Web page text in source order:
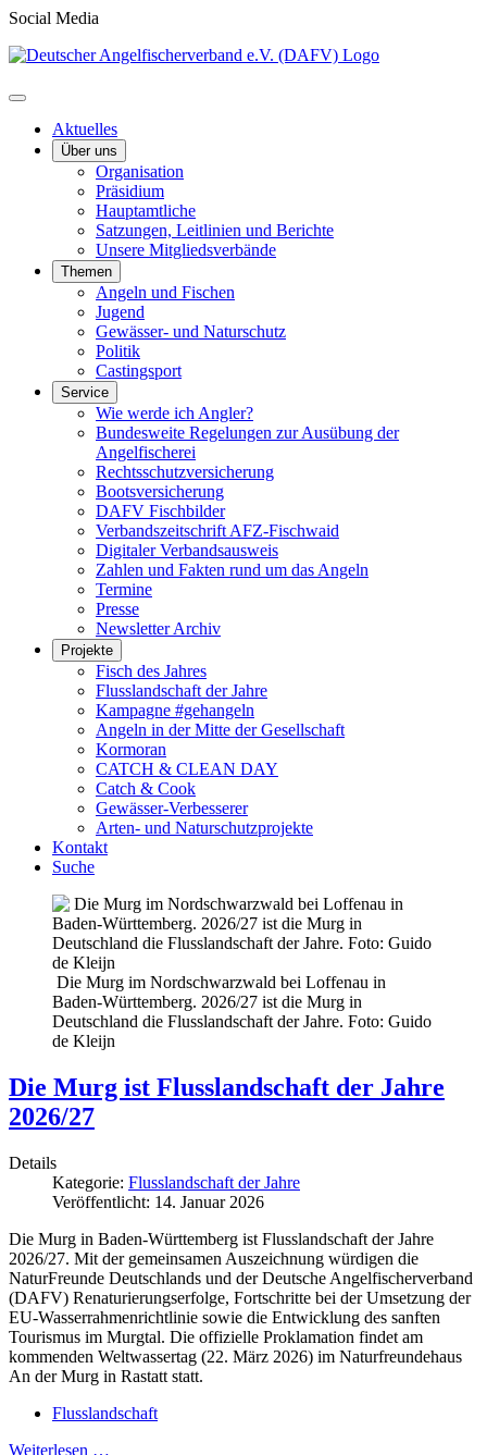
Social Media
Aktuelles
Über uns
Organisation
Präsidium
Hauptamtliche
Satzungen, Leitlinien und Berichte
Unsere Mitgliedsverbände
Themen
Angeln und Fischen
Jugend
Gewässer- und Naturschutz
Politik
Castingsport
Service
Wie werde ich Angler?
Bundesweite Regelungen zur Ausübung der
Angelfischerei
Rechtsschutzversicherung
Bootsversicherung
DAFV Fischbilder
Verbandszeitschrift AFZ-Fischwaid
Digitaler Verbandsausweis
Zahlen und Fakten rund um das Angeln
Termine
Presse
Newsletter Archiv
Projekte
Fisch des Jahres
Flusslandschaft der Jahre
Kampagne #gehangeln
Angeln in der Mitte der Gesellschaft
Kormoran
CATCH & CLEAN DAY
Catch & Cook
Gewässer-Verbesserer
Arten- und Naturschutzprojekte
Kontakt
Suche
Die Murg im Nordschwarzwald bei Loffenau in
Baden-Württemberg. 2026/27 ist die Murg in
Deutschland die Flusslandschaft der Jahre. Foto: Guido
de Kleijn
Die Murg ist Flusslandschaft der Jahre
2026/27
Details
Kategorie: Flusslandschaft der Jahre
Veröffentlicht: 14. Januar 2026
Die Murg in Baden-Württemberg ist Flusslandschaft der Jahre
2026/27. Mit der gemeinsamen Auszeichnung würdigen die
NaturFreunde Deutschlands und der Deutsche Angelfischerverband
(DAFV) Renaturierungserfolge, Fortschritte bei der Umsetzung der
EU-Wasserrahmenrichtlinie sowie die Entwicklung des sanften
Tourismus im Murgtal. Die offizielle Proklamation findet am
kommenden Weltwassertag (22. März 2026) im Naturfreundehaus
An der Murg in Rastatt statt.
Flusslandschaft
Weiterlesen …